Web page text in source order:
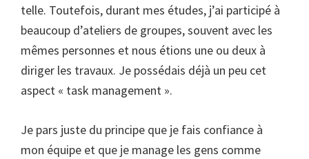
telle. Toutefois, durant mes études, j’ai participé à
beaucoup d’ateliers de groupes, souvent avec les
mêmes personnes et nous étions une ou deux à
diriger les travaux. Je possédais déjà un peu cet
aspect « task management ».
Je pars juste du principe que je fais confiance à
mon équipe et que je manage les gens comme